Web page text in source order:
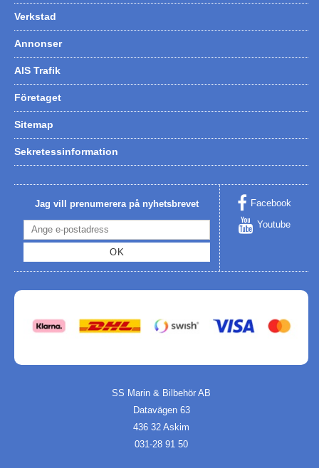
Thule - Takboxar
Thule - Lasthållare
LAGERRENSING
Verkstad
Annonser
AIS Trafik
Företaget
Sitemap
Sekretessinformation
Jag vill prenumerera på nyhetsbrevet
OK
Facebook
Youtube
SS Marin & Bilbehör AB
Datavägen 63
436 32 Askim
031-28 91 50